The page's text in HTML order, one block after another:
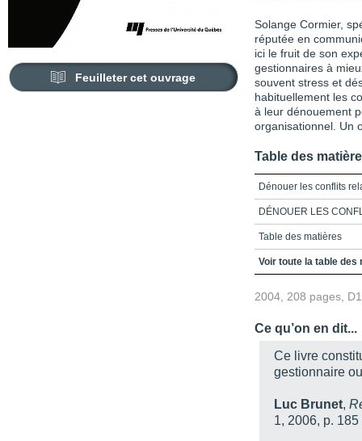
Feuilleter cet ouvrage
Solange Cormier,
réputée en
ici le fruit de son
gestionnaires à
souvent stress et
habituellement les
à leur dénouement
organisationnel. Un
Table des
Dénouer les conflits
DÉNOUER LES
Table des matières
Liste des figures
Chapitre 1_Le conflit
Chapitre 2_Les
Chapitre 4_La
Voir toute la table des
2004, 208 pages,
Ce qu’on en dit...
Ce livre
gestionnaire
Luc Brunet,
1, 2006, p. 185